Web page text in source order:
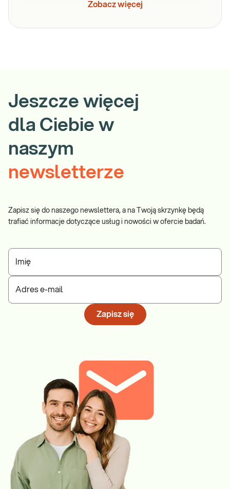
Zobacz więcej
Jeszcze więcej
dla Ciebie w
naszym
newsletterze
Zapisz się do naszego newslettera, a na Twoją skrzynkę będą
trafiać informacje dotyczące usług i nowości w ofercie badań.
Imię
Adres e-mail
Zapisz się